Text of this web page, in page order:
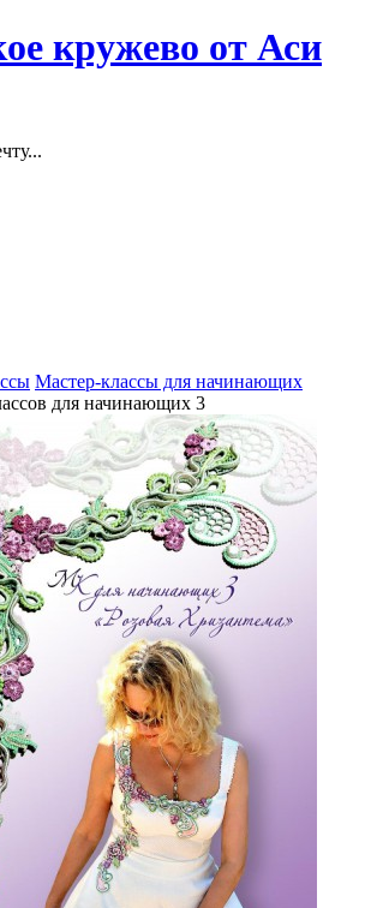
кружево от Аси
Мастер-классы для начинающих
для начинающих 3